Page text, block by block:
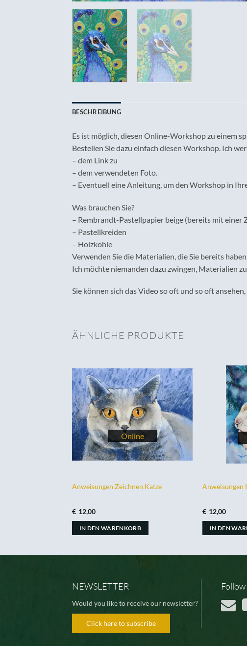
BESCHREIBUNG
Es ist möglich, diesen Online-Workshop zu einem
Bestellen Sie dazu einfach diesen Workshop. Ich
– dem Link zu
– dem verwendeten Foto.
– Eventuell eine Anleitung, um den Workshop in
Was brauchen Sie?
– Rembrandt-Pastellpapier beige (bereits mit einer
– Pastellkreiden
– Holzkohle
Verwenden Sie die Materialien, die Sie bereits
Ich möchte niemanden dazu zwingen, Materialien
Sie können sich das Video so oft und so oft
ÄHNLICHE PRODUKTE
Anweisungen Zeichnen Katze
€ 12,00
IN DEN WARENKORB
Anweisungen
€ 12,00
IN DEN
NEWSLETTER
Would you like to receive our newsletter?
Click here to subscribe